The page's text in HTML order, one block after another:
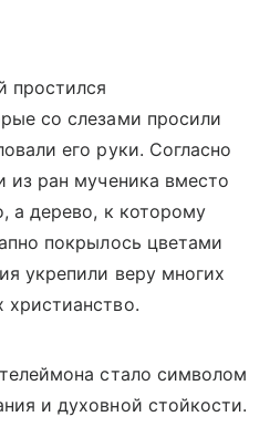
простился
со слезами просили
его руки. Согласно
из ран мученика вместо
а дерево, к которому
покрылось цветами
укрепили веру многих
христианство.
стало символом
и духовной стойкости.